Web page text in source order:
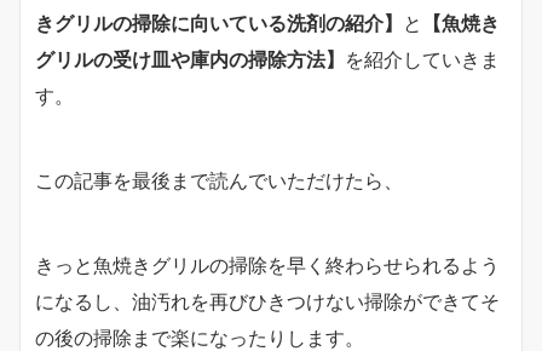
きグリルの掃除に向いている洗剤の紹介】 と
【魚焼き
グリルの受け皿や庫内の掃除方法】 を紹介していきま
す。
この記事を最後まで読んでいただけたら、
きっと魚焼きグリルの掃除を早く終わらせられるよう
になるし、油汚れを再びひきつけない掃除ができてそ
の後の掃除まで楽になったりします。